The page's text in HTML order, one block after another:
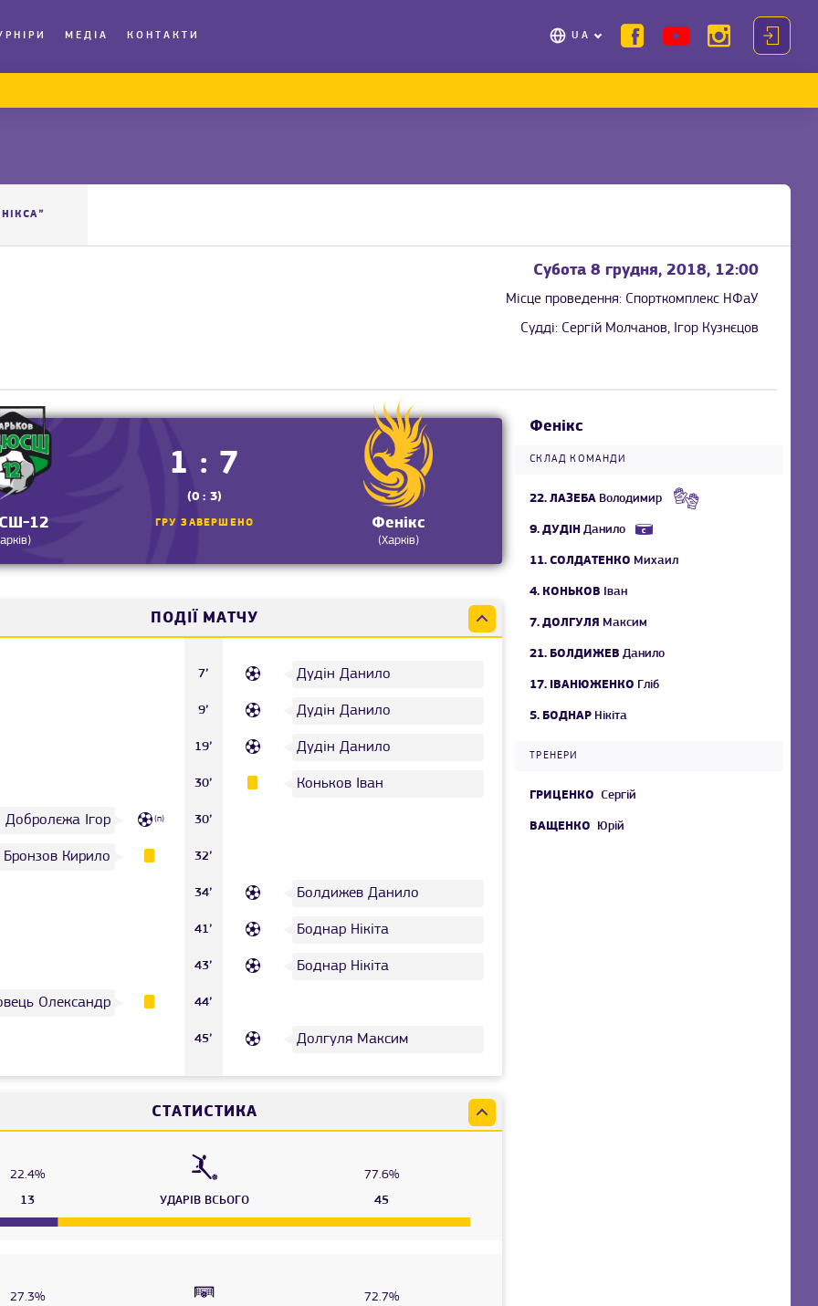
UA
МЕДІА КОНТАКТИ
Субота 8 грудня, 2018, 12:00
Місце проведення: Спорткомплекс НФаУ
Судді: Сергій Молчанов, Ігор Кузнєцов
12
1 : 7
(0 : 3)
ГРУ ЗАВЕРШЕНО Фенікс
(Харків)
ПОДІЇ МАТЧУ
7’ Дудін Данило
9’ Дудін Данило
19’ Дудін Данило
30’ Коньков Іван
Добролєжа Ігор (п) 30’
Бронзов Кирило 32’
34’ Болдижев Данило
41’ Боднар Нікіта
43’ Боднар Нікіта
Олександр 44’
45’ Долгуля Максим
СТАТИСТИКА
22.4%
77.6%
13
УДАРІВ ВСЬОГО 45
27.3%
72.7%
Фенікс
СКЛАД КОМАНДИ
22. ЛАЗЕБА Володимир
9. ДУДІН Данило
11. СОЛДАТЕНКО Михаил
4. КОНЬКОВ Іван
7. ДОЛГУЛЯ Максим
21. БОЛДИЖЕВ Данило
17. ІВАНЮЖЕНКО Гліб
5. БОДНАР Нікіта
ТРЕНЕРИ
ГРИЦЕНКО Сергій
ВАЩЕНКО Юрій